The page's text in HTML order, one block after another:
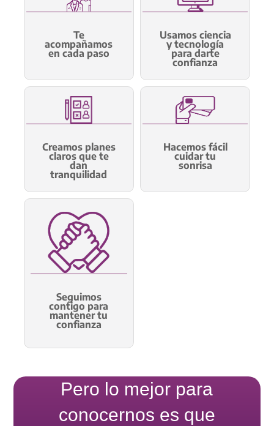
Te
acompañamos
en cada paso
Usamos ciencia
y tecnología
para darte
confianza
Creamos planes
claros que te
dan
tranquilidad
Hacemos fácil
cuidar tu
sonrisa
Seguimos
contigo para
mantener tu
confianza
Pero lo mejor para
conocernos es que